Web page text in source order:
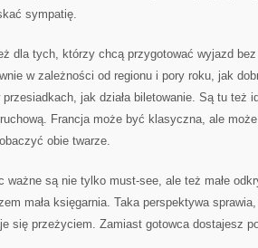
sympatię.
dla tych, którzy chcą przygotować wyjazd
w zależności od regionu i pory roku, jak
jak działa biletowanie. Są tu też
Francja może być klasyczna, ale
obie twarze.
ważne są nie tylko must-see, ale też małe
mała księgarnia. Taka perspektywa
się przeżyciem. Zamiast gotowca dostajesz